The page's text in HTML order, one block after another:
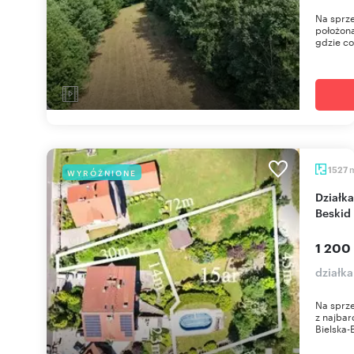
Na
gdzie
WYRÓŻNIONE 1527
Działka w Straconce z basenem i widokami na
Beskid
1 200
Na
z
Bielska-